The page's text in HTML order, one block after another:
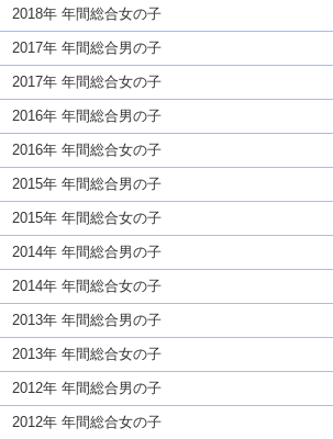
2018年 年間総合女の子
2017年 年間総合男の子
2017年 年間総合女の子
2016年 年間総合男の子
2016年 年間総合女の子
2015年 年間総合男の子
2015年 年間総合女の子
2014年 年間総合男の子
2014年 年間総合女の子
2013年 年間総合男の子
2013年 年間総合女の子
2012年 年間総合男の子
2012年 年間総合女の子